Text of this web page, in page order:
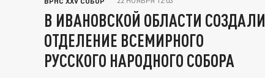
В ИВАНОВСКОЙ ОБЛАСТИ СОЗДАЛИ
ОТДЕЛЕНИЕ ВСЕМИРНОГО
РУССКОГО НАРОДНОГО СОБОРА